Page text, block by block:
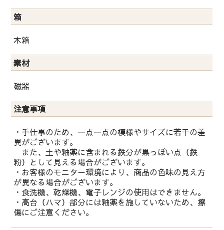
箱
木箱
素材
磁器
注意事項
・手仕事のため、一点一点の模様やサイズに若干の差
異がございます。
また、土や釉薬に含まれる鉄分が黒っぽい点（鉄
粉）として見える場合がございます。
・お客様のモニター環境により、商品の色味の見え方
が異なる場合がございます。
・食洗機、乾燥機、電子レンジの使用はできません。
・高台（ハマ）部分には釉薬を施していないため、擦
傷にご注意ください。